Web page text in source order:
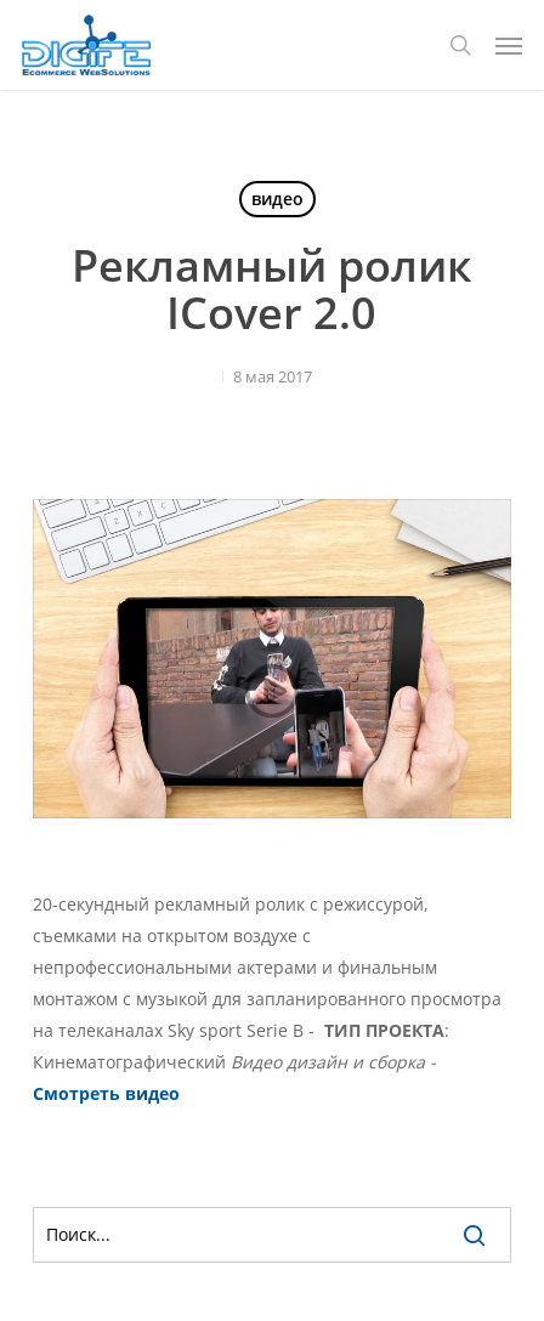
основному
поиск
видео
Рекламный ролик
ICover 2.0
8 мая 2017
20-секундный рекламный ролик с режиссурой,
съемками на открытом воздухе с
непрофессиональными актерами и финальным
монтажом с музыкой для запланированного просмотра
на телеканалах Sky sport Serie B - ТИП ПРОЕКТА:
Кинематографический Видео дизайн и сборка -
Смотреть видео